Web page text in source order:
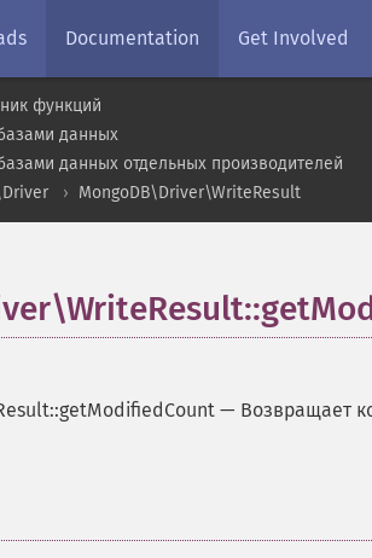
Documentation Get Involved
функций
данных
данных отдельных производителей
MongoDB\Driver\WriteResult
— Возвращает